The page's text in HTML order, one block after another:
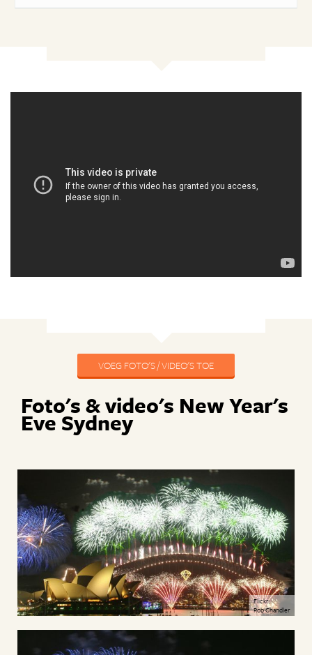
VOEG FOTO'S / VIDEO'S TOE
Foto's & video's New Year's
Eve Sydney
Flickr:
Rob Chandler